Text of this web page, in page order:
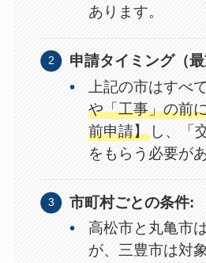
あります。
申請タイミング（
上記の市はすべて
や「工事」の前
前申請】し、「
をもらう必要が
市町村ごとの条件:
高松市と丸亀市
が、三豊市は対